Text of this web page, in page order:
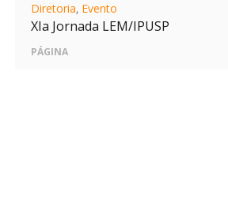
Diretoria, Evento
XIa Jornada LEM/IPUSP
PÁGINA